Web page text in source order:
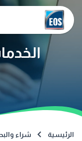
الرئيسية شراء